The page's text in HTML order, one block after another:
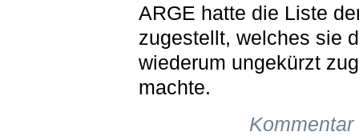
ARGE hatte die Liste
zugestellt, welches sie
wiederum ungekürzt
machte.